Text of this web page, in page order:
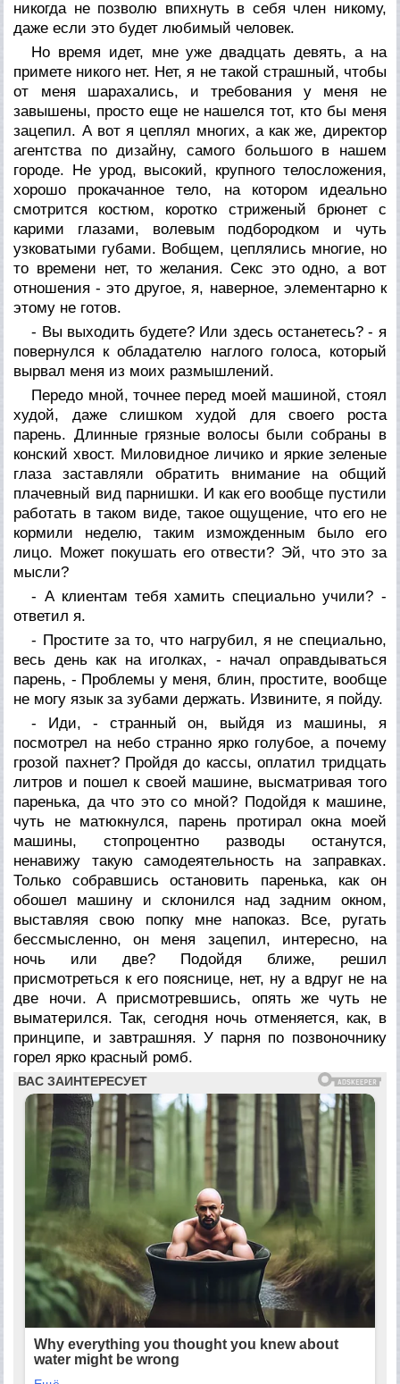
никогда не позволю впихнуть в себя член никому,
даже если это будет любимый человек.
Но время идет, мне уже двадцать девять, а на
примете никого нет. Нет, я не такой страшный, чтобы
от меня шарахались, и требования у меня не
завышены, просто еще не нашелся тот, кто бы меня
зацепил. А вот я цеплял многих, а как же, директор
агентства по дизайну, самого большого в нашем
городе. Не урод, высокий, крупного телосложения,
хорошо прокачанное тело, на котором идеально
смотрится костюм, коротко стриженый брюнет с
карими глазами, волевым подбородком и чуть
узковатыми губами. Вобщем, цеплялись многие, но
то времени нет, то желания. Секс это одно, а вот
отношения - это другое, я, наверное, элементарно к
этому не готов.
- Вы выходить будете? Или здесь останетесь? - я
повернулся к обладателю наглого голоса, который
вырвал меня из моих размышлений.
Передо мной, точнее перед моей машиной, стоял
худой, даже слишком худой для своего роста
парень. Длинные грязные волосы были собраны в
конский хвост. Миловидное личико и яркие зеленые
глаза заставляли обратить внимание на общий
плачевный вид парнишки. И как его вообще пустили
работать в таком виде, такое ощущение, что его не
кормили неделю, таким изможденным было его
лицо. Может покушать его отвести? Эй, что это за
мысли?
- А клиентам тебя хамить специально учили? -
ответил я.
- Простите за то, что нагрубил, я не специально,
весь день как на иголках, - начал оправдываться
парень, - Проблемы у меня, блин, простите, вообще
не могу язык за зубами держать. Извините, я пойду.
- Иди, - странный он, выйдя из машины, я
посмотрел на небо странно ярко голубое, а почему
грозой пахнет? Пройдя до кассы, оплатил тридцать
литров и пошел к своей машине, высматривая того
паренька, да что это со мной? Подойдя к машине,
чуть не матюкнулся, парень протирал окна моей
машины, стопроцентно разводы останутся,
ненавижу такую самодеятельность на заправках.
Только собравшись остановить паренька, как он
обошел машину и склонился над задним окном,
выставляя свою попку мне напоказ. Все, ругать
бессмысленно, он меня зацепил, интересно, на
ночь или две? Подойдя ближе, решил
присмотреться к его пояснице, нет, ну а вдруг не на
две ночи. А присмотревшись, опять же чуть не
выматерился. Так, сегодня ночь отменяется, как, в
принципе, и завтрашняя. У парня по позвоночнику
горел ярко красный ромб.